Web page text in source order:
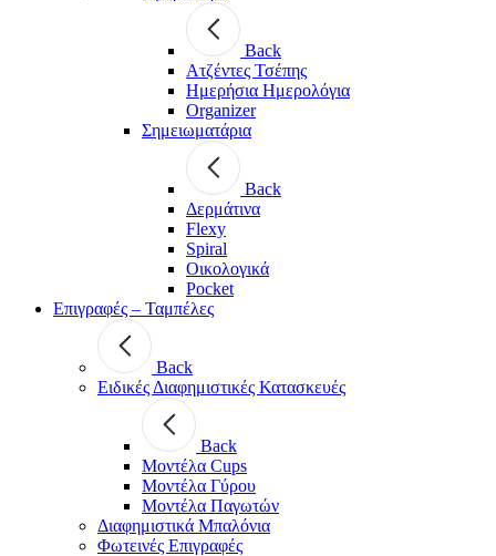
Back
Ατζέντες Τσέπης
Ημερήσια Ημερολόγια
Organizer
Σημειωματάρια
Back
Δερμάτινα
Flexy
Spiral
Οικολογικά
Pocket
Επιγραφές – Ταμπέλες
Back
Ειδικές Διαφημιστικές Κατασκευές
Back
Μοντέλα Cups
Μοντέλα Γύρου
Μοντέλα Παγωτών
Διαφημιστικά Μπαλόνια
Φωτεινές Επιγραφές